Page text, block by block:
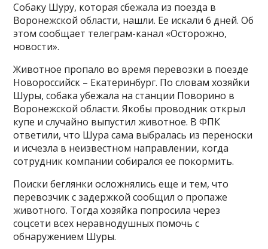
Собаку Шуру, которая сбежала из поезда в
Воронежской области, нашли. Ее искали 6 дней. Об
этом сообщает телеграм-канал «Осторожно,
новости».
Животное пропало во время перевозки в поезде
Новороссийск – Екатеринбург. По словам хозяйки
Шуры, собака убежала на станции Поворино в
Воронежской области. Якобы проводник открыл
купе и случайно выпустил животное. В ФПК
ответили, что Шура сама выбралась из переноски
и исчезла в неизвестном направлении, когда
сотрудник компании собирался ее покормить.
Поиски беглянки осложнялись еще и тем, что
перевозчик с задержкой сообщил о пропаже
животного. Тогда хозяйка попросила через
соцсети всех неравнодушных помочь с
обнаружением Шуры.